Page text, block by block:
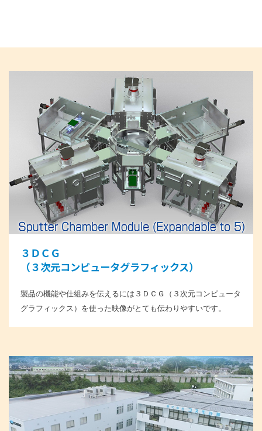
３ＤＣＧ
（３次元コンピュータグラフィックス）
製品の機能や仕組みを伝えるには３ＤＣＧ（３次元コンピュータ
グラフィックス）を使った映像がとても伝わりやすいです。